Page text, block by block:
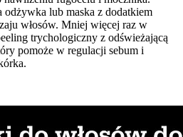
odżywka lub maska z dodatkiem
włosów. Mniej więcej raz w
trychologiczny z odświeżającą
pomoże w regulacji sebum i